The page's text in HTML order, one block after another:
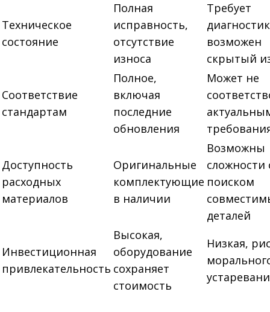
Техническое
состояние
Полная
исправность,
отсутствие
износа
Требует
возможен
скрытый
Соответствие
стандартам
Полное,
включая
последние
обновления
Может не
Доступность
расходных
материалов
Оригинальные
комплектующие
в наличии
Возможны
сложности
поиском
деталей
Инвестиционная
привлекательность
Высокая,
оборудование
сохраняет
стоимость
Низкая,